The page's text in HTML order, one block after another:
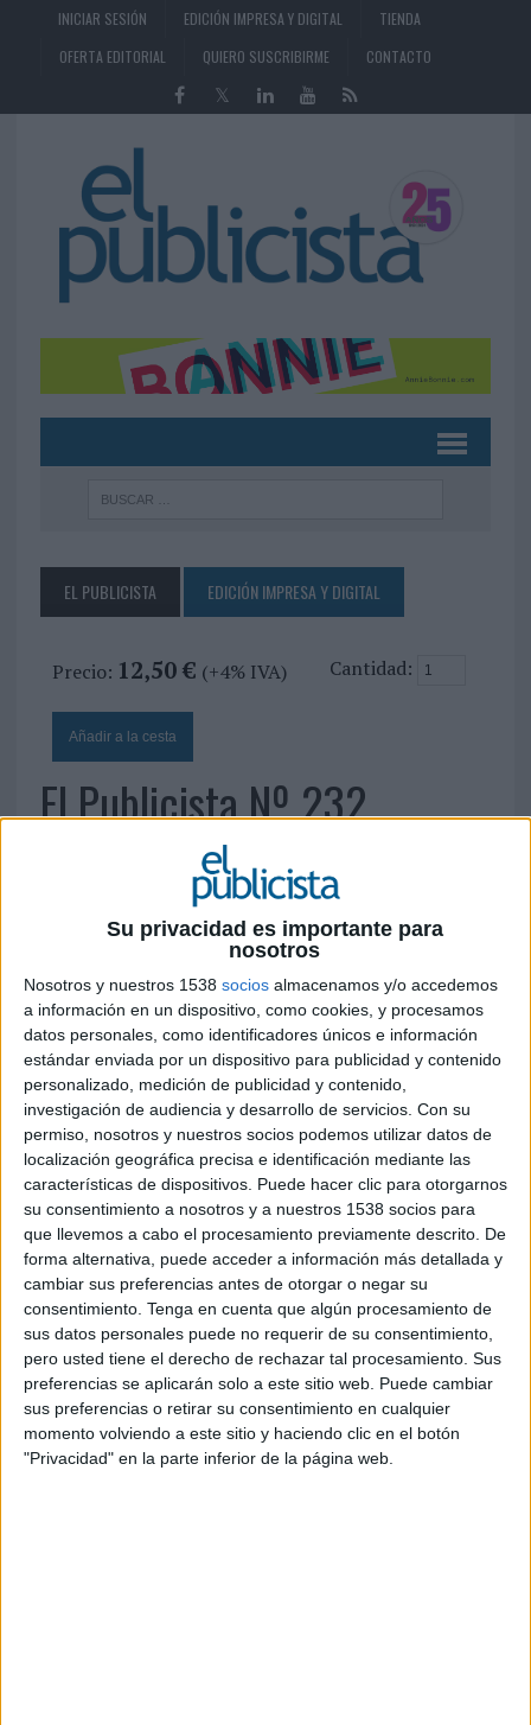
Su privacidad es importante para
nosotros
Nosotros y nuestros 1538 socios almacenamos y/o accedemos
a información en un dispositivo, como cookies, y procesamos
datos personales, como identificadores únicos e información
estándar enviada por un dispositivo para publicidad y contenido
personalizado, medición de publicidad y contenido,
investigación de audiencia y desarrollo de servicios. Con su
permiso, nosotros y nuestros socios podemos utilizar datos de
localización geográfica precisa e identificación mediante las
características de dispositivos. Puede hacer clic para otorgarnos
su consentimiento a nosotros y a nuestros 1538 socios para
que llevemos a cabo el procesamiento previamente descrito. De
forma alternativa, puede acceder a información más detallada y
cambiar sus preferencias antes de otorgar o negar su
consentimiento. Tenga en cuenta que algún procesamiento de
sus datos personales puede no requerir de su consentimiento,
pero usted tiene el derecho de rechazar tal procesamiento. Sus
preferencias se aplicarán solo a este sitio web. Puede cambiar
sus preferencias o retirar su consentimiento en cualquier
momento volviendo a este sitio y haciendo clic en el botón
"Privacidad" en la parte inferior de la página web.
INICIAR SESIÓN EDICIÓN IMPRESA Y DIGITAL
TIENDA
OFERTA EDITORIAL
QUIERO SUSCRIBIRME CONTACTO
EL PUBLICISTA EDICIÓN IMPRESA Y DIGITAL
Precio: 12,50 € (+4% IVA) Cantidad:
El Publicista Nº 232
26 DE OCTUBRE DE 2010
TWEET
SHARE
SHARE